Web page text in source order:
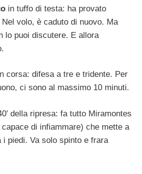
in tuffo di testa: ha provato
volo, è caduto di nuovo. Ma
lo puoi discutere. E allora
corsa: difesa a tre e tridente. Per
ci sono al massimo 10 minuti.
della ripresa: fa tutto Miramontes
di infiammare) che mette a
i piedi. Va solo spinto e frara